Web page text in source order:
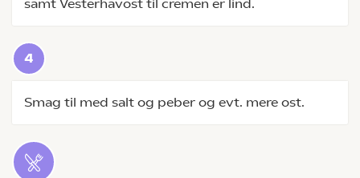
samt Vesterhavost til cremen er lind.
Smag til med salt og peber og evt. mere ost.